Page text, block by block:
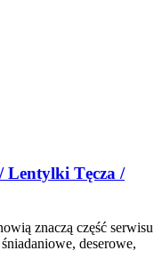
Lentylki Tęcza /
znaczą część serwisu
deserowe,